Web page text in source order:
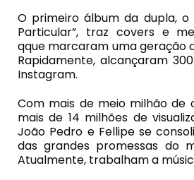
O primeiro álbum da dupla, o
Particular”, traz covers e
qque marcaram uma geração
Rapidamente, alcançaram
Instagram.
Com mais de meio milhão de
mais de 14 milhões de
João Pedro e Fellipe se
das grandes promessas do
Atualmente, trabalham a